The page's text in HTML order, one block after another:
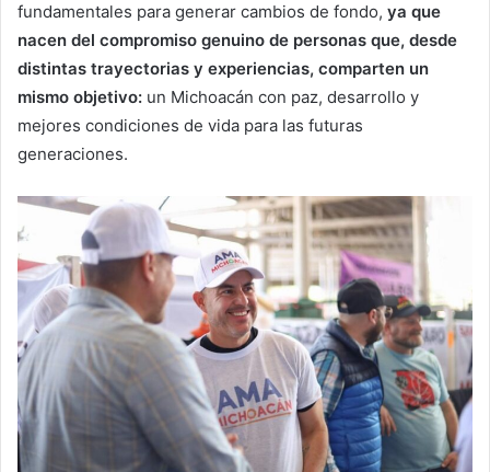
fundamentales para generar cambios de fondo, ya que
nacen del compromiso genuino de personas que, desde
distintas trayectorias y experiencias, comparten un
mismo objetivo: un Michoacán con paz, desarrollo y
mejores condiciones de vida para las futuras
generaciones.